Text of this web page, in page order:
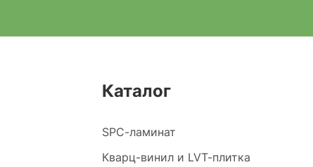
Каталог
SPC-ламинат
Кварц-винил и LVT-плитка